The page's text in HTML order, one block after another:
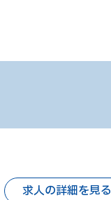
求人の詳細を見る